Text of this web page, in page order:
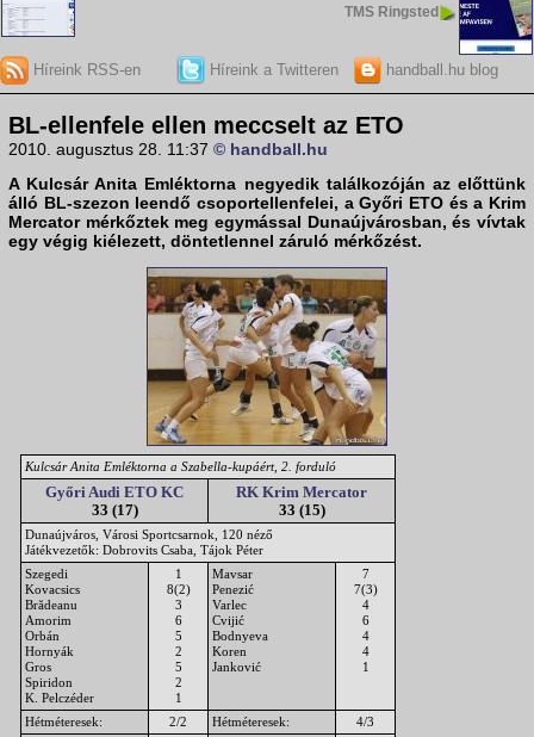
TMS Ringsted
Híreink RSS-en Híreink a Twitteren handball.hu blog
BL-ellenfele ellen meccselt az ETO
2010. augusztus 28. 11:37 © handball.hu
A Kulcsár Anita Emléktorna negyedik találkozóján az előttünk
álló BL-szezon leendő csoportellenfelei, aGyőri ETO és a Krim
Mercatormérkőztek meg egymással Dunaújvárosban, és vívtak
egy végig kiélezett, döntetlennel záruló mérkőzést.
Kulcsár Anita Emléktorna a Szabella-kupáért, 2. forduló
Győri Audi ETO KC
33 (17)
RK Krim Mercator
33 (15)
Dunaújváros, Városi Sportcsarnok, 120 néző
Játékvezetők: Dobrovits Csaba, Tájok Péter
Szegedi
Kovacsics
Brădeanu
Amorim
Orbán
Hornyák
Gros
Spiridon
K. Pelczéder
1
8(2)
3
6
5
2
5
2
1
Mavsar
Penezić
Varlec
Cvijić
Bodnyeva
Koren
Janković
7
7(3)
4
6
4
4
1
Hétméteresek: 2/2 Hétméteresek:
4/3